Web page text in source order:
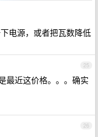
电源，或者把瓦数降低
25
最近这价格。。。确实
26